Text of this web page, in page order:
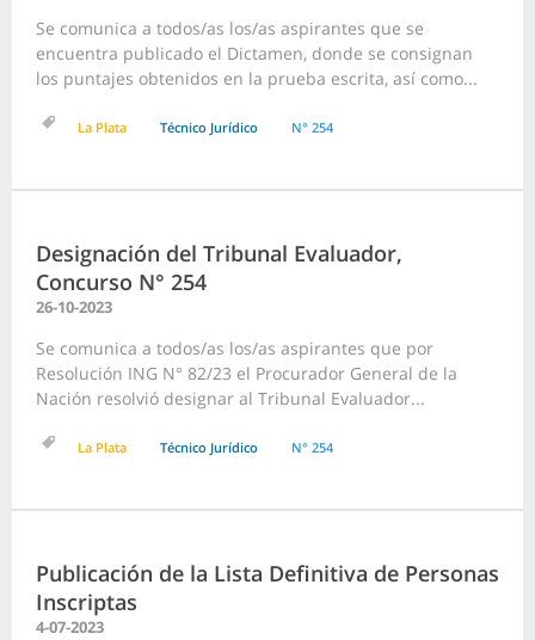
Se comunica a todos/as los/as aspirantes que se
encuentra publicado el Dictamen, donde se consignan
los puntajes obtenidos en la prueba escrita, así como...
La Plata Técnico Jurídico N° 254
Designación del Tribunal Evaluador,
Concurso N° 254
26-10-2023
Se comunica a todos/as los/as aspirantes que por
Resolución ING N° 82/23 el Procurador General de la
Nación resolvió designar al Tribunal Evaluador...
La Plata Técnico Jurídico N° 254
Publicación de la Lista Definitiva de Personas
Inscriptas
4-07-2023